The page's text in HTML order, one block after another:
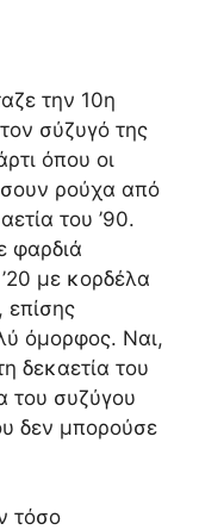
την 10η
σύζυγό της
όπου οι
ρούχα από
του ’90.
φαρδιά
με κορδέλα
επίσης
όμορφος. Ναι,
δεκαετία του
του συζύγου
δεν μπορούσε
τόσο